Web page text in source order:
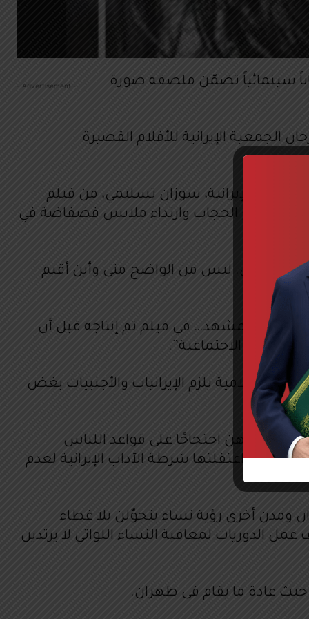
- Advertisement -
سينمائياً تضمّن ملصقه صورة
الجمعية الإيرانية للأفلام القصيرة
الإيرانية، سوزان تسليمي، من فيلم
والأجنبيات بوضع الحجاب وارتداء ملابس فضفاضة في
في حفل. ليس من الواضح متى وأين أقيم
تتعلق بمشهد… في فيلم تم إنتاجه قبل أن
للمصالح الاجتماعية”.
الثورة الإسلامية في 1979، بات القانون في الجمهورية الإٍسلامية يلزم الإيرانيات والأجنبيات بغض
وقص شعرهن احتجاجًا على قواعد اللباس
أميني البالغة من العمر 22 عامًا، والتي فقدت حياتها بعد أن اعتقلتها شرطة الآداب الإيرانية لعدم
ومدن أخرى رؤية نساء يتجوّلن بلا غطاء
الدوريات لمعاقبة النساء اللواتي لا يرتدين